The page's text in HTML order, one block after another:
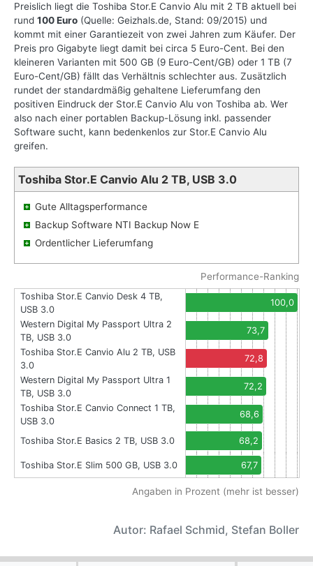
Preislich liegt die Toshiba Stor.E Canvio Alu mit 2 TB aktuell bei
rund 100 Euro (Quelle: Geizhals.de, Stand: 09/2015) und
kommt mit einer Garantiezeit von zwei Jahren zum Käufer. Der
Preis pro Gigabyte liegt damit bei circa 5 Euro-Cent. Bei den
kleineren Varianten mit 500 GB (9 Euro-Cent/GB) oder 1 TB (7
Euro-Cent/GB) fällt das Verhältnis schlechter aus. Zusätzlich
rundet der standardmäßig gehaltene Lieferumfang den
positiven Eindruck der Stor.E Canvio Alu von Toshiba ab. Wer
also nach einer portablen Backup-Lösung inkl. passender
Software sucht, kann bedenkenlos zur Stor.E Canvio Alu
greifen.
Toshiba Stor.E Canvio Alu 2 TB, USB 3.0
Gute Alltagsperformance
Backup Software NTI Backup Now E
Ordentlicher Lieferumfang
Performance-Ranking
Toshiba Stor.E Canvio Desk 4 TB,
USB 3.0
100,0
Western Digital My Passport Ultra 2
TB, USB 3.0
73,7
Toshiba Stor.E Canvio Alu 2 TB, USB
3.0
72,8
Western Digital My Passport Ultra 1
TB, USB 3.0
72,2
Toshiba Stor.E Canvio Connect 1 TB,
USB 3.0
68,6
Toshiba Stor.E Basics 2 TB, USB 3.0 68,2
Toshiba Stor.E Slim 500 GB, USB 3.0 67,7
Angaben in Prozent (mehr ist besser)
Autor: Rafael Schmid, Stefan Boller